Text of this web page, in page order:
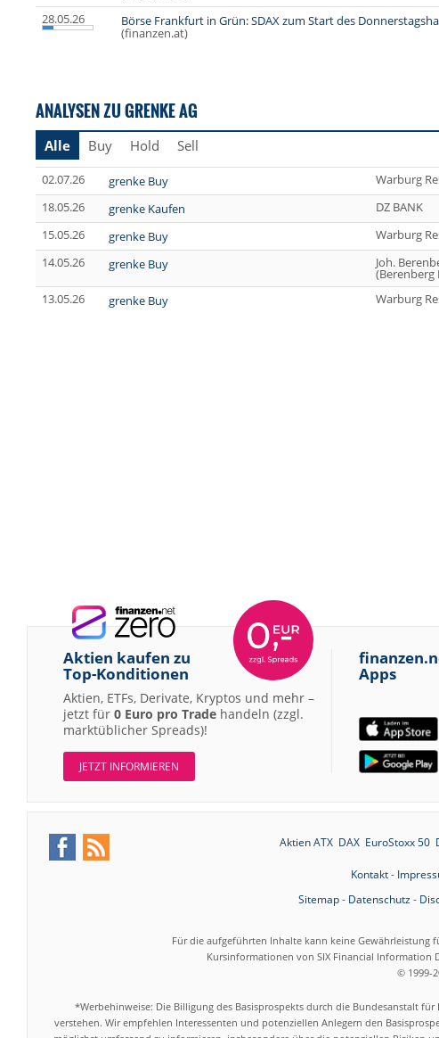
28.05.26
Börse Frankfurt in Grün: SDAX zum Start des
(finanzen.at)
ANALYSEN ZU GRENKE AG
Alle Buy Hold Sell
02.07.26 grenke Buy
Warburg
18.05.26
grenke Kaufen
DZ BANK
15.05.26
grenke Buy
Warburg
14.05.26
grenke Buy Joh.
(Berenberg
13.05.26
grenke Buy Warburg
Aktien kaufen zu
Top-Konditionen
Aktien, ETFs, Derivate, Kryptos und mehr –
jetzt für 0 Euro pro Trade handeln (zzgl.
marktüblicher Spreads)!
JETZT INFORMIEREN
Apps
Aktien ATX DAX EuroStoxx 50
Kontakt-
Sitemap- Datenschutz-
Für die aufgeführten Inhalte kann keine
Kursinformationen von SIX Financial Information
© 1999-
*Werbehinweise: Die Billigung des Basisprospekts durch die Bundesanstalt
verstehen. Wir empfehlen Interessenten und potenziellen Anlegern den